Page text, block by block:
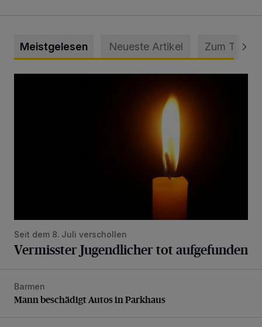
Meistgelesen Neueste Artikel Zum Thema
Seit dem 8. Juli verschollen
Vermisster Jugendlicher tot aufgefunden
Mann beschädigt Autos in Parkhaus
Barmen
Mann beschädigt Autos in Parkhaus